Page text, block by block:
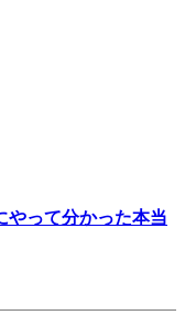
やって分かった本当